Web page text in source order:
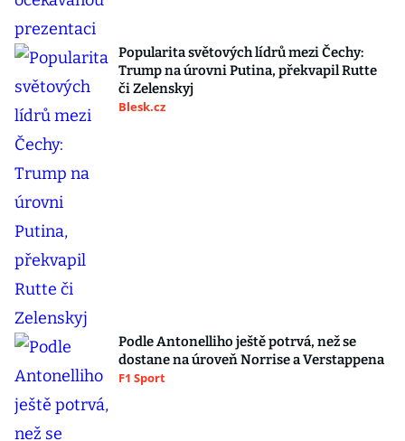
Popularita světových lídrů mezi Čechy:
Trump na úrovni Putina, překvapil Rutte
či Zelenskyj
Blesk.cz
Podle Antonelliho ještě potrvá, než se
dostane na úroveň Norrise a Verstappena
F1 Sport